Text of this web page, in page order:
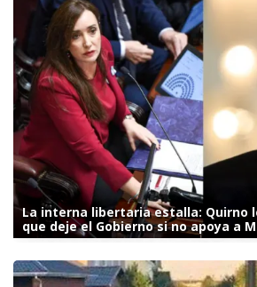
La interna libertaria estalla: Quirno
que deje el Gobierno si no apoya a